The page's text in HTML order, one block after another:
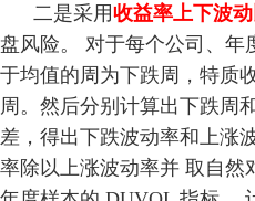
二是采用收益率上下波
盘风险。 对于每个公司、年
于均值的周为下跌周，特质
周。然后分别计算出下跌周
差，得出下跌波动率和上涨
率除以上涨波动率并 取自然